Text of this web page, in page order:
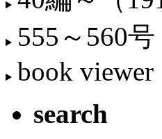
555～560
book viewer
search